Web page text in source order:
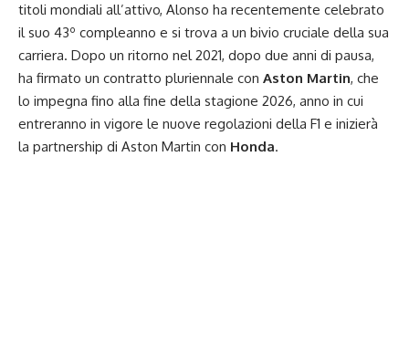
titoli mondiali all’attivo, Alonso ha recentemente celebrato
il suo 43º compleanno e si trova a un bivio cruciale della sua
carriera. Dopo un ritorno nel 2021, dopo due anni di pausa,
ha firmato un contratto pluriennale con Aston Martin, che
lo impegna fino alla fine della stagione 2026, anno in cui
entreranno in vigore le nuove regolazioni della F1 e inizierà
la partnership di Aston Martin con Honda.